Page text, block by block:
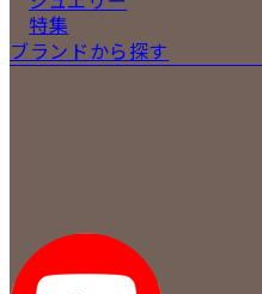
特集
ブランドから探す